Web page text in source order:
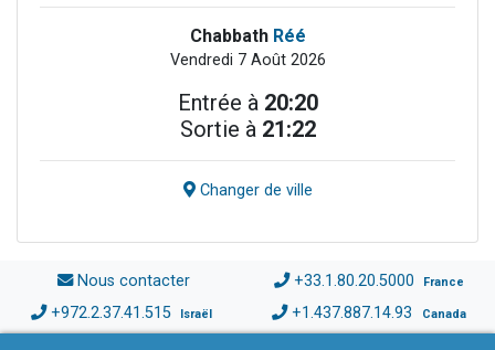
Chabbath Réé
Vendredi 7 Août 2026
Entrée à 20:20
Sortie à 21:22
Changer de ville
Nous contacter +33.1.80.20.5000 France
+972.2.37.41.515 Israël +1.437.887.14.93 Canada